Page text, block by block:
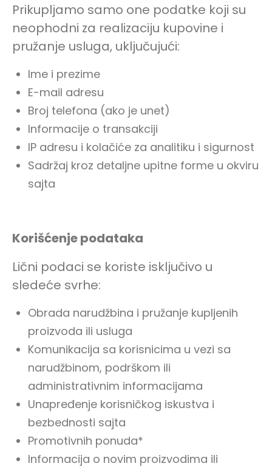
Prikupljamo samo one podatke koji su
neophodni za realizaciju kupovine i
pružanje usluga, uključujući:
Ime i prezime
E-mail adresu
Broj telefona (ako je unet)
Informacije o transakciji
IP adresu i kolačiće za analitiku i sigurnost
Sadržaj kroz detaljne upitne forme u okviru
sajta
Korišćenje podataka
Lični podaci se koriste isključivo u
sledeće svrhe:
Obrada narudžbina i pružanje kupljenih
proizvoda ili usluga
Komunikacija sa korisnicima u vezi sa
narudžbinom, podrškom ili
administrativnim informacijama
Unapređenje korisničkog iskustva i
bezbednosti sajta
Promotivnih ponuda*
Informacija o novim proizvodima ili